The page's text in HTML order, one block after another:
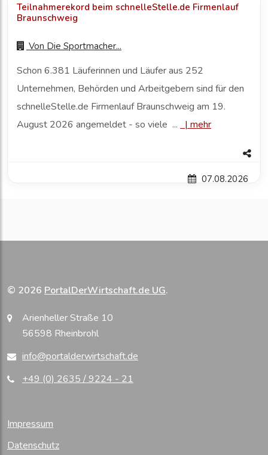
Teilnahmerekord beim schnelleStelle.de Firmenlauf
Braunschweig
Von Die Sportmacher...
Schon 6.381 Läuferinnen und Läufer aus 252
Unternehmen, Behörden und Arbeitgebern sind für den
schnelleStelle.de Firmenlauf Braunschweig am 19.
August 2026 angemeldet - so viele ...
| mehr
07.08.2026
© 2026 PortalDerWirtschaft.de UG.
Arienheller Straße 10
56598 Rheinbrohl
info@portalderwirtschaft.de
+49 (0) 2635 / 9224 - 21
Impressum
Datenschutz